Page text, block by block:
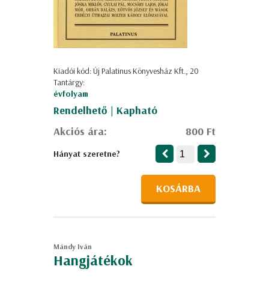
Kiadói kód: Új Palatinus Könyvesház Kft., 20
Tantárgy:
évfolyam
Rendelhető | Kapható
Akciós ára:
800 Ft
Hányat szeretne?
KOSÁRBA
Mándy Iván
Hangjátékok